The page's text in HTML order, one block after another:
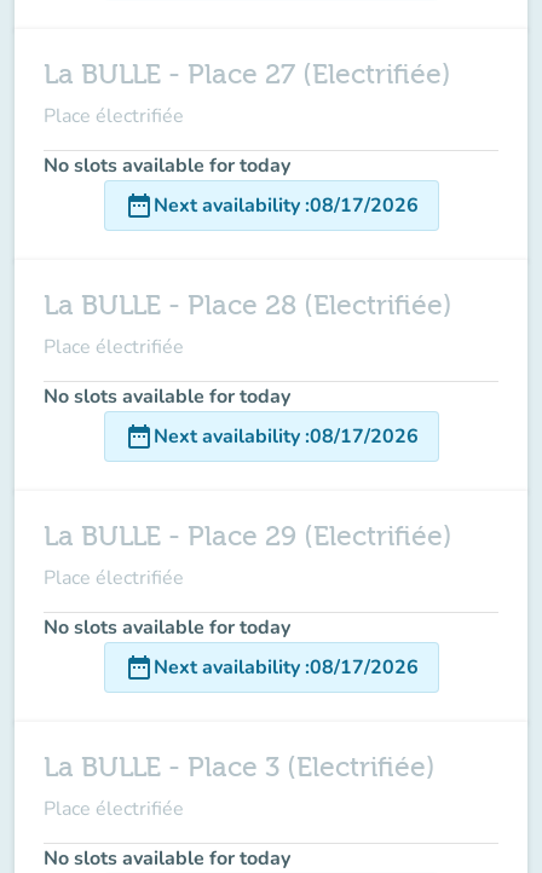
La BULLE - Place 27 (Electrifiée)
Place électrifiée
No slots available for today
date_rangeNext availability:08/17/2026
La BULLE - Place 28 (Electrifiée)
Place électrifiée
No slots available for today
date_rangeNext availability:08/17/2026
La BULLE - Place 29 (Electrifiée)
Place électrifiée
No slots available for today
date_rangeNext availability:08/17/2026
La BULLE - Place 3 (Electrifiée)
Place électrifiée
No slots available for today